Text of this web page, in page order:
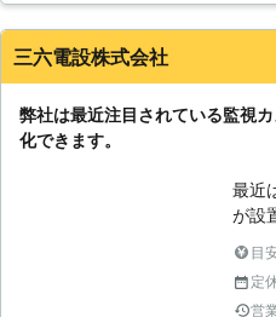
分活
三六電設株式会社
弊社は最近注目されている監視
化できます。
最近
が設
のが
うに
目
定
営